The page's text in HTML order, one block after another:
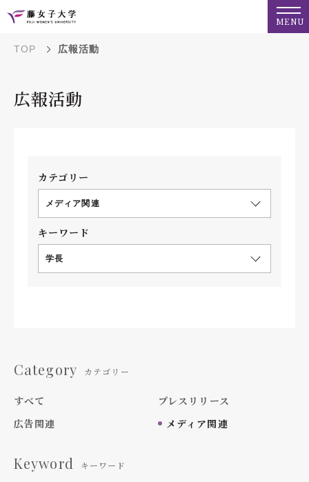
MENU
TOP 広報活動
広報活動
カテゴリー
メディア関連
キーワード
学長
Category カテゴリー
すべて
プレスリリース
広告関連
メディア関連
Keyword キーワード